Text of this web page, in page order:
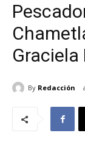
Graciela
By Redacción